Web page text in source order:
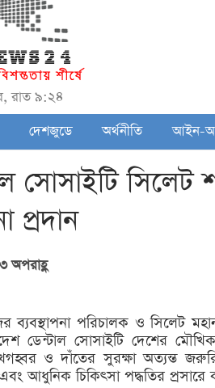
রাত ৯:২৪
দেশজুডে অর্থনীতি আইন-
সোসাইটি সিলেট
প্রদান
অপরাহ্ণ
ব্যবস্থাপনা পরিচালক ও সিলেট
ডেন্টাল সোসাইটি দেশের মৌখিক
ও দাঁতের সুরক্ষা অত্যন্ত
আধুনিক চিকিৎসা পদ্ধতির প্রসারে